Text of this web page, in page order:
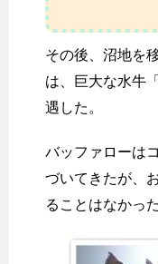
その後、沼地を
は、巨大な水牛
遇した。
バッファローは
づいてきたが、
ることはなかった